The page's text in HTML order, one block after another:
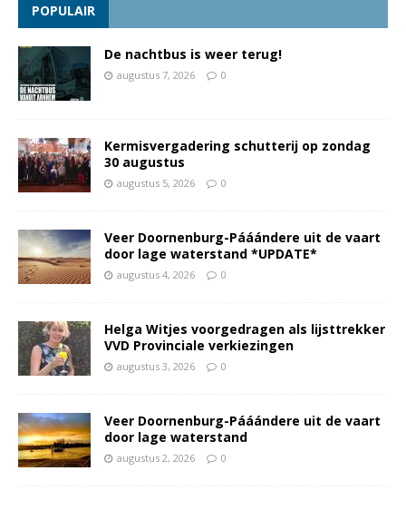
POPULAIR
De nachtbus is weer terug!
augustus 7, 2026 0
Kermisvergadering schutterij op zondag
30 augustus
augustus 5, 2026 0
Veer Doornenburg-Pááándere uit de vaart
door lage waterstand *UPDATE*
augustus 4, 2026 0
Helga Witjes voorgedragen als lijsttrekker
VVD Provinciale verkiezingen
augustus 3, 2026 0
Veer Doornenburg-Pááándere uit de vaart
door lage waterstand
augustus 2, 2026 0